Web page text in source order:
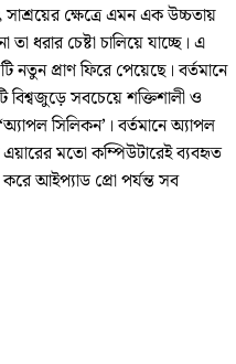
ক্ষেত্রে এমন এক উচ্চতায়
তা ধরার চেষ্টা চালিয়ে যাচ্ছে। এ
নতুন প্রাণ ফিরে পেয়েছে। বর্তমানে
বিশ্বজুড়ে সবচেয়ে শক্তিশালী ও
সিলিকন’। বর্তমানে অ্যাপল
মতো কম্পিউটারেই ব্যবহৃত
আইপ্যাড প্রো পর্যন্ত সব